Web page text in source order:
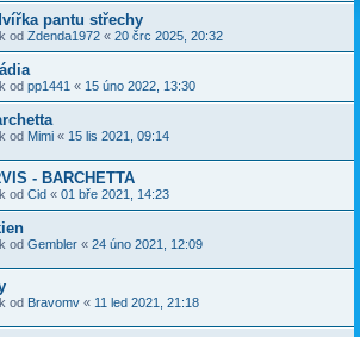
pantu střechy
od Zdenda1972 « 20 črc 2025, 20:32
od pp1441 « 15 úno 2022, 13:30
od Mimi « 15 lis 2021, 09:14
- BARCHETTA
od Cid « 01 bře 2021, 14:23
od Gembler « 24 úno 2021, 12:09
od Bravomv « 11 led 2021, 21:18